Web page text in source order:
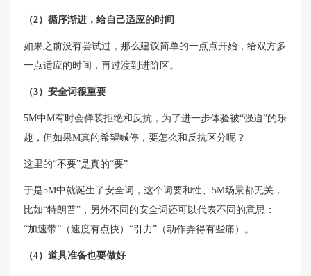
（2）循序渐进，给自己适应的时间
如果之前没有尝试过，那么建议简单的一点点开始，给双方多
一点适应的时间，再过渡到进阶区。
（3）安全词很重要
5M中M有时会佯装拒绝和反抗，为了进一步体验被“强迫”的乐
趣，但如果M真的希望喊停，要怎么和反抗区分呢？
这里的“不要”是真的“要”
于是5M中就诞生了安全词，这个词要和性、5M场景都无关，
比如“特朗普”，另外不同的安全词还可以代表不同的意思：
“加速带”（速度有点快）“引力”（动作弄得有些痛）。
（4）道具准备也要做好